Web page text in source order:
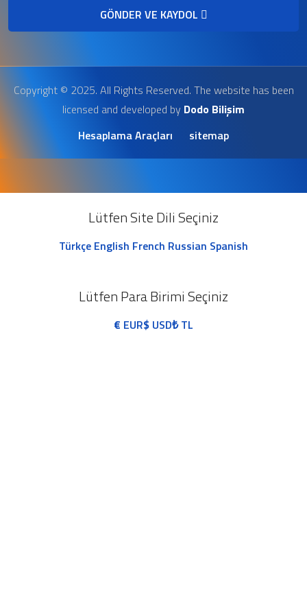
GÖNDER VE KAYDOL
Copyright © 2025. All Rights Reserved. The website has been
licensed and developed by Dodo Bilişim
Hesaplama Araçları
sitemap
Lütfen Site Dili Seçiniz
Türkçe English French Russian Spanish
Lütfen Para Birimi Seçiniz
€ EUR$ USD₺TL